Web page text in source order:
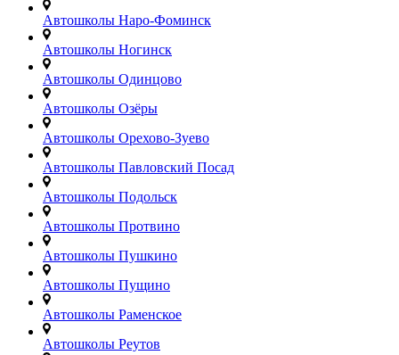
Автошколы Наро-Фоминск
Автошколы Ногинск
Автошколы Одинцово
Автошколы Озёры
Автошколы Орехово-Зуево
Автошколы Павловский Посад
Автошколы Подольск
Автошколы Протвино
Автошколы Пушкино
Автошколы Пущино
Автошколы Раменское
Автошколы Реутов